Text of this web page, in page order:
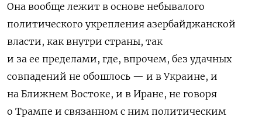
Она вообще лежит в основе небывалого
политического укрепления азербайджанской
власти, как внутри страны, так
и за ее пределами, где, впрочем, без удачных
совпадений не обошлось — и в Украине, и
на Ближнем Востоке, и в Иране, не говоря
о Трампе и связанном с ним политическим